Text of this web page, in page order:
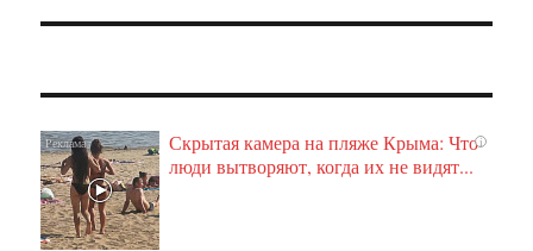
i
Скрытая камера на пляже Крыма: Что
люди вытворяют, когда их не видят...